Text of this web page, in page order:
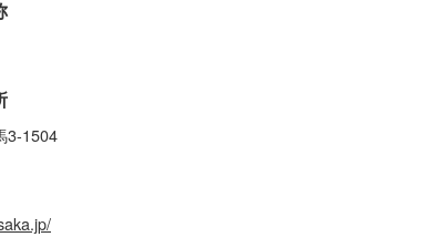
3-1504